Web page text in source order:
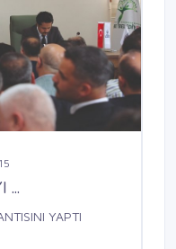
...
YAPTI